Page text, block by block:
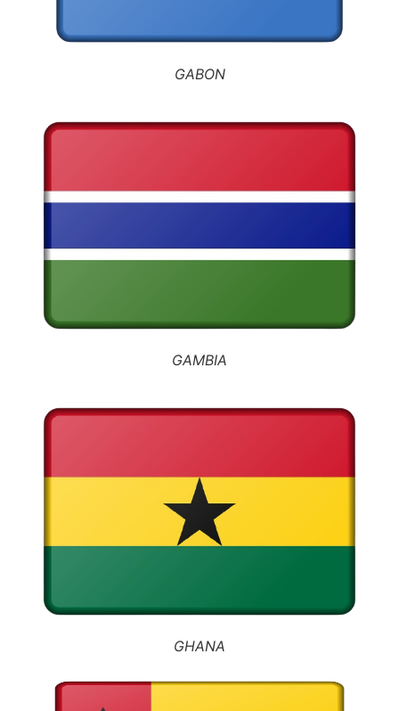
GABON
GAMBIA
GHANA